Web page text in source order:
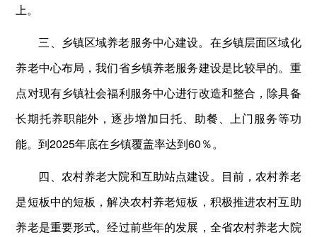
上。
三、乡镇区域养老服务中心建设。在乡镇层面区域化
养老中心布局，我们省乡镇养老服务建设是比较早的。重
点对现有乡镇社会福利服务中心进行改造和整合，除具备
长期托养职能外，逐步增加日托、助餐、上门服务等功
能。到2025年底在乡镇覆盖率达到60％。
四、农村养老大院和互助站点建设。目前，农村养老
是短板中的短板，解决农村养老短板，积极推进农村互助
养老是重要形式。经过前些年的发展，全省农村养老大院